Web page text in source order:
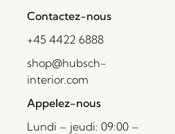
Contactez-nous
+45 4422 6888
shop@hubsch-
interior.com
Appelez-nous
Lundi – jeudi: 09:00 –